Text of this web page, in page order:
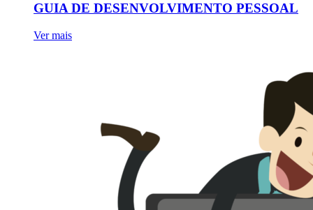
GUIA DE DESENVOLVIMENTO PESSOAL
Ver mais